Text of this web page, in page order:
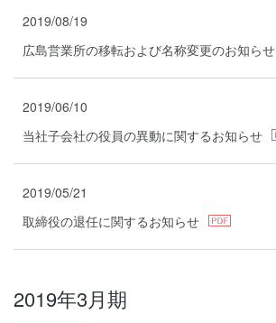
2019/08/19
広島営業所の移転および名称変更のお知らせ
2019/06/10
当社子会社の役員の異動に関するお知らせ
2019/05/21
取締役の退任に関するお知らせ
2019年3月期